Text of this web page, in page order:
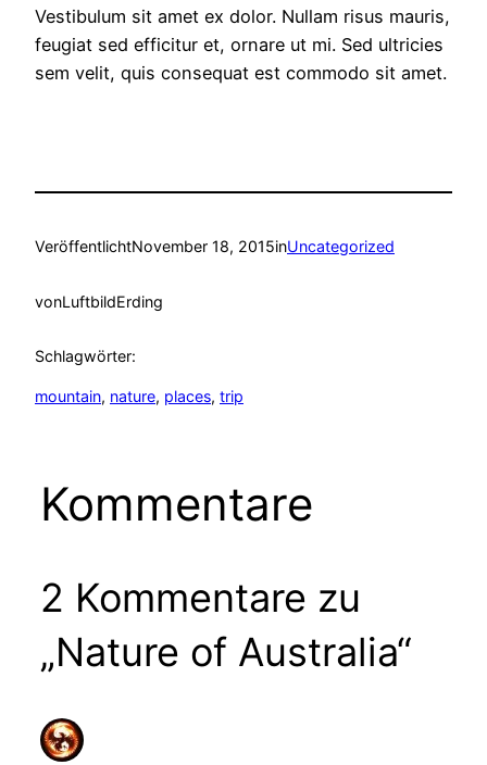
Vestibulum sit amet ex dolor. Nullam risus mauris,
feugiat sed efficitur et, ornare ut mi. Sed ultricies
sem velit, quis consequat est commodo sit amet.
VeröffentlichtNovember 18, 2015inUncategorized
vonLuftbildErding
Schlagwörter:
mountain, nature, places, trip
Kommentare
2 Kommentare zu
„Nature of Australia“